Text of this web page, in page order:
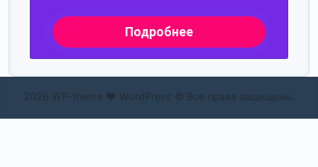
2026 WP-theme ❤ WordPress © Все права защищены.